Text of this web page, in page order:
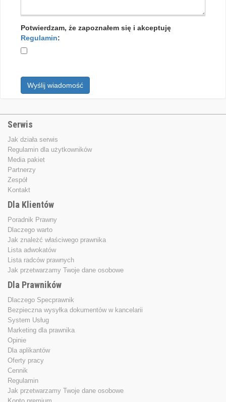
Potwierdzam, że zapoznałem się i akceptuję
Regulamin:
Wyślij wiadomość
Serwis
Jak działa serwis
Regulamin dla użytkowników
Media pakiet
Partnerzy
Zespół
Kontakt
Dla Klientów
Poradnik Prawny
Dlaczego warto
Jak znależć właściwego prawnika
Lista adwokatów
Lista radców prawnych
Jak przetwarzamy Twoje dane osobowe
Dla Prawników
Dlaczego Specprawnik
Bezpieczna wysyłka dokumentów w kancelarii
System Usług
Marketing dla prawnika
Opinie
Dla aplikantów
Oferty pracy
Cennik
Regulamin
Jak przetwarzamy Twoje dane osobowe